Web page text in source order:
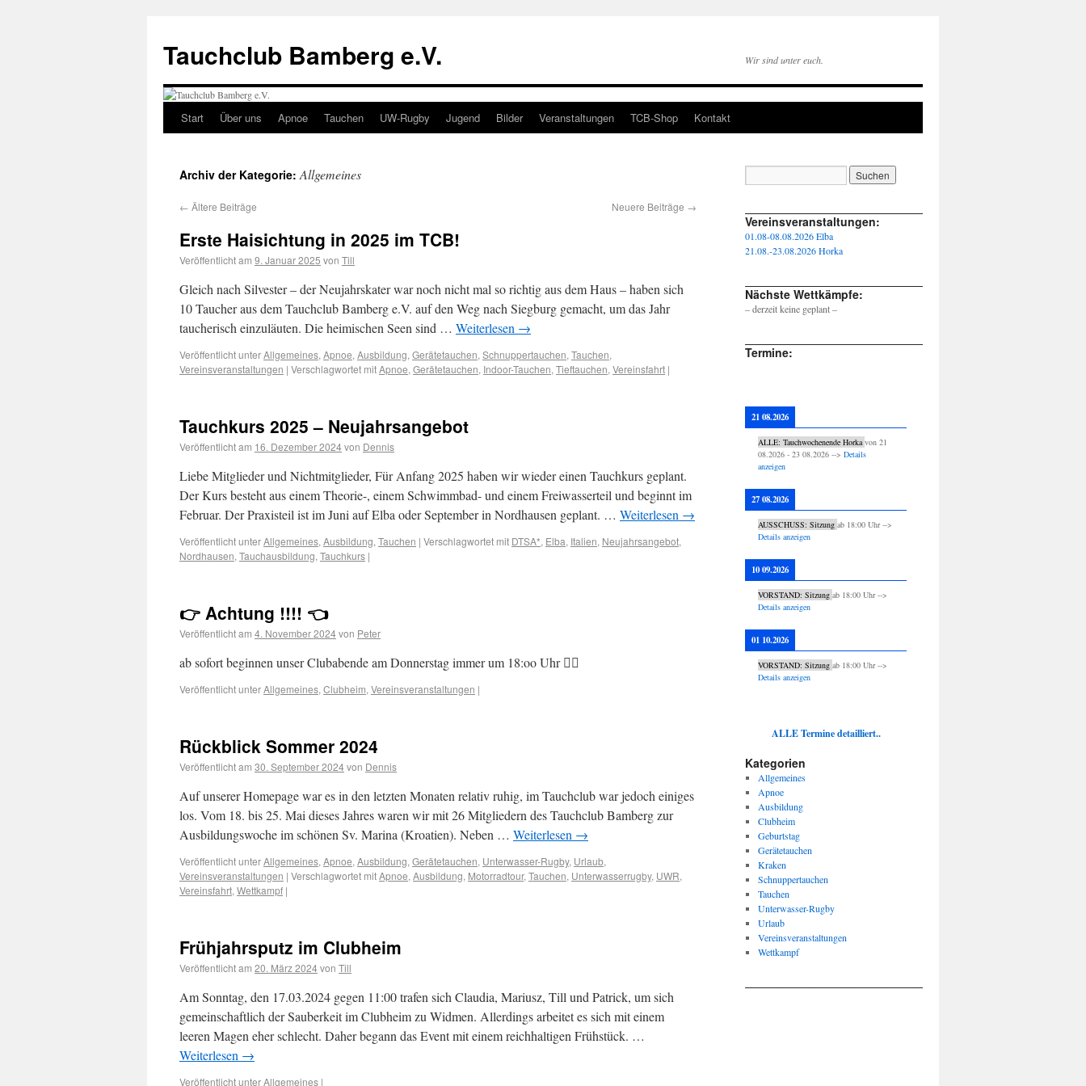
Tauchclub Bamberg e.V. Wir sind unter euch.
Start Über uns Apnoe Tauchen UW-Rugby Jugend Bilder Veranstaltungen TCB-Shop Kontakt
Archiv der Kategorie:Allgemeines
← Ältere Beiträge Neuere Beiträge →
Erste Haisichtung in 2025 im TCB!
Veröffentlicht am 9. Januar 2025 von Till
Gleich nach Silvester – der Neujahrskater war noch nicht mal so richtig aus dem Haus – haben sich
10 Taucher aus dem Tauchclub Bamberg e.V. auf den Weg nach Siegburg gemacht, um das Jahr
taucherisch einzuläuten. Die heimischen Seen sind … Weiterlesen →
Veröffentlicht unterAllgemeines, Apnoe, Ausbildung, Gerätetauchen, Schnuppertauchen, Tauchen,
Vereinsveranstaltungen | Verschlagwortet mitApnoe, Gerätetauchen, Indoor-Tauchen, Tieftauchen, Vereinsfahrt |
Tauchkurs 2025 – Neujahrsangebot
Veröffentlicht am 16. Dezember 2024von Dennis
Liebe Mitglieder und Nichtmitglieder, Für Anfang 2025 haben wir wieder einen Tauchkurs geplant.
Der Kurs besteht aus einem Theorie-, einem Schwimmbad- und einem Freiwasserteil und beginnt im
Februar. Der Praxisteil ist im Juni auf Elba oder September in Nordhausen geplant. … Weiterlesen →
Veröffentlicht unterAllgemeines, Ausbildung, Tauchen | Verschlagwortet mit DTSA*, Elba, Italien, Neujahrsangebot,
Nordhausen, Tauchausbildung, Tauchkurs |
👉 Achtung !!!! 👈
Veröffentlicht am 4. November 2024von Peter
ab sofort beginnen unser Clubabende am Donnerstag immer um 18:oo Uhr 👍🏼
Veröffentlicht unterAllgemeines, Clubheim, Vereinsveranstaltungen |
Rückblick Sommer 2024
Veröffentlicht am 30. September 2024von Dennis
Auf unserer Homepage war es in den letzten Monaten relativ ruhig, im Tauchclub war jedoch einiges
los. Vom 18. bis 25. Mai dieses Jahres waren wir mit 26 Mitgliedern des Tauchclub Bamberg zur
Ausbildungswoche im schönen Sv. Marina (Kroatien). Neben … Weiterlesen →
Veröffentlicht unterAllgemeines, Apnoe, Ausbildung, Gerätetauchen, Unterwasser-Rugby, Urlaub,
Vereinsveranstaltungen | Verschlagwortet mitApnoe, Ausbildung, Motorradtour, Tauchen, Unterwasserrugby, UWR,
Vereinsfahrt, Wettkampf |
Frühjahrsputz im Clubheim
Veröffentlicht am 20. März 2024von Till
Am Sonntag, den 17.03.2024 gegen 11:00 trafen sich Claudia, Mariusz, Till und Patrick, um sich
gemeinschaftlich der Sauberkeit im Clubheim zu Widmen. Allerdings arbeitet es sich mit einem
leeren Magen eher schlecht. Daher begann das Event mit einem reichhaltigen Frühstück. …
Weiterlesen →
Veröffentlicht unterAllgemeines |
Vereinsveranstaltungen:
01.08-08.08.2026 Elba
21.08.-23.08.2026 Horka
Nächste Wettkämpfe:
– derzeit keine geplant –
Termine:
21 08.2026
ALLE: Tauchwochenende Horka von 21
08.2026- 23 08.2026--> Details
anzeigen
27 08.2026
AUSSCHUSS: Sitzung ab 18:00Uhr -->
Details anzeigen
10 09.2026
VORSTAND: Sitzung ab 18:00Uhr -->
Details anzeigen
01 10.2026
VORSTAND: Sitzung ab 18:00Uhr -->
Details anzeigen
ALLE Termine detailliert..
Kategorien
Allgemeines
Apnoe
Ausbildung
Clubheim
Geburtstag
Gerätetauchen
Kraken
Schnuppertauchen
Tauchen
Unterwasser-Rugby
Urlaub
Vereinsveranstaltungen
Wettkampf